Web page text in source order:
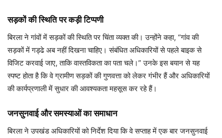
सड़कों की स्थिति पर कड़ी टिप्पणी
बिरला ने गांवों में सड़कों की स्थिति पर चिंता व्यक्त की। उन्होंने कहा, “गांव की
सड़कों में गड्ढे अब नहीं दिखना चाहिए। संबंधित अधिकारियों से पहले बाइक से
विजिट करवाई जाए, ताकि वास्तविकता का पता चले।” उनके इस बयान से यह
स्पष्ट होता है कि वे ग्रामीण सड़कों की गुणवत्ता को लेकर गंभीर हैं और अधिकारियों
की कार्यप्रणाली में सुधार की आवश्यकता महसूस कर रहे हैं।
जनसुनवाई और समस्याओं का समाधान
बिरला ने उपखंड अधिकारियों को निर्देश दिया कि वे सप्ताह में एक बार जनसुनवाई